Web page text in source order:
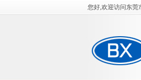
您好,欢迎访问东莞